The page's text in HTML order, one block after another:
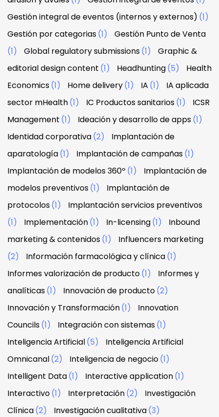
Gestión integral de eventos (internos y externos) (1)
Gestión por categorias(1)
Gestión Punto de Venta
(1)
Global regulatory submissions(1)
Graphic &
editorial design content (1) Headhunting(5)
Health
Economics(1) Home delivery(1) IA (1)
IA aplicada
sector mHealth(1) IC Productos sanitarios(1)
ICSR
Management (1) Ideación y desarrollo de apps(1)
Identidad corporativa(2)
Implantación de
aparatología(1) Implantación de campañas(1)
Implantación de modelos 360º (1)
Implantación de
modelos preventivos(1)
Implantación de
protocolos(1)
Implantación servicios preventivos
(1)
Implementación(1) In-licensing(1)
Inbound
marketing & contenidos(1)
Influencers marketing
(2)
Información farmacológica y clínica(1)
Informes valorización de producto(1)
Informes y
analíticas(1) Innovación de producto(2)
Innovación y Transformación(1)
Innovation
Councils(1) Integración con sistemas(1)
Inteligencia Artificial(5)
Inteligencia Artificial
Omnicanal(2) Inteligencia de negocio(1)
Intelligent Data(1) Interactive application(1)
Interactivo(1) Interpretación(2)
Investigación
Clínica(2) Investigación cualitativa(3)